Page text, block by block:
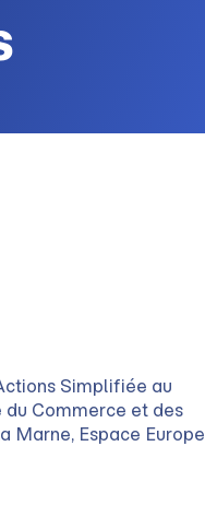
Simplifiée au
du Commerce et des
Marne, Espace Europe